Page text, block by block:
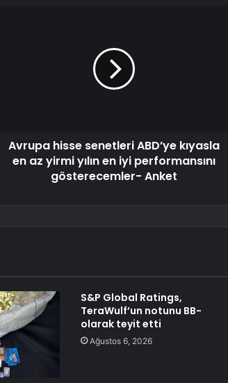
Avrupa hisse senetleri ABD’ye kıyasla
en az yirmi yılın en iyi performansını
gösterecemler- Anket
S&P Global Ratings,
TeraWulf’un notunu BB-
olarak teyit etti
Ağustos 6, 2026